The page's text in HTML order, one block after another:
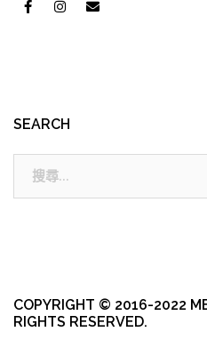
SEARCH
COPYRIGHT © 2016-2022
RIGHTS RESERVED.